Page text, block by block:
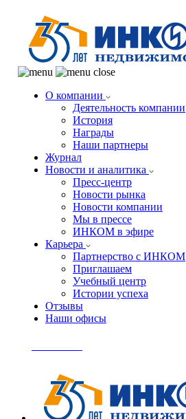
О компании
Деятельность компании
История
Награды
Наши партнеры
Журнал
Новости и аналитика
Пресс-центр
Новости рынка
Новости компании
Мы в прессе
ИНКОМ в эфире
Карьера
Партнерство с ИНКОМ
Приглашаем
Учебный центр
Истории успеха
Отзывы
Наши офисы